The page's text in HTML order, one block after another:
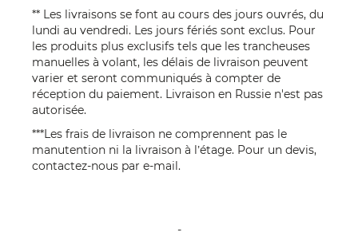
** Les livraisons se font au cours des jours ouvrés, du
lundi au vendredi. Les jours fériés sont exclus. Pour
les produits plus exclusifs tels que les trancheuses
manuelles à volant, les délais de livraison peuvent
varier et seront communiqués à compter de
réception du paiement. Livraison en Russie n'est pas
autorisée.
***Les frais de livraison ne comprennent pas le
manutention ni la livraison à l’étage. Pour un devis,
contactez-nous par e-mail.
-